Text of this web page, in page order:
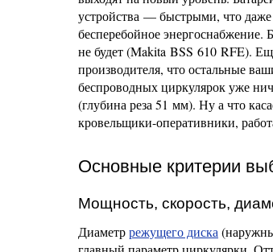
устройства — быстрыми, что даже
бесперебойное
не будет (Makita BSS 610 RFE).
производителя, что остальные
беспроводных циркулярок уже
(глубина реза 51 мм). Ну а что
кровельщики-оперативники,
Основные критерии
Мощность, скорость,
Диаметррежущего диска